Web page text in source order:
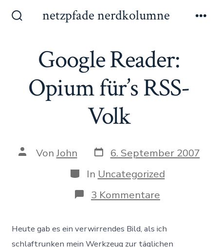
Inhalt
netzpfade nerdkolumne
Google Reader:
Opium für’s RSS-
Volk
AutorVonJohn Datum
des
Beitrags
6. September 2007
Kategorien
In Uncategorized
3 Kommentare
Google
Opium
für’s
RSS-
Heute gab es ein verwirrendes Bild, als ich
schlaftrunken mein Werkzeug zur täglichen